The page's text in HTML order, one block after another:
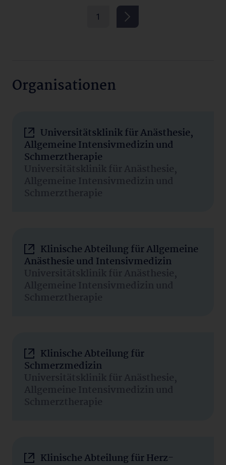
1
Organisationen
Universitätsklinik für Anästhesie,
Allgemeine Intensivmedizin und
Schmerztherapie
Universitätsklinik für Anästhesie,
Allgemeine Intensivmedizin und
Schmerztherapie
Klinische Abteilung für Allgemeine
Anästhesie und Intensivmedizin
Universitätsklinik für Anästhesie,
Allgemeine Intensivmedizin und
Schmerztherapie
Klinische Abteilung für
Schmerzmedizin
Universitätsklinik für Anästhesie,
Allgemeine Intensivmedizin und
Schmerztherapie
Klinische Abteilung für Herz-